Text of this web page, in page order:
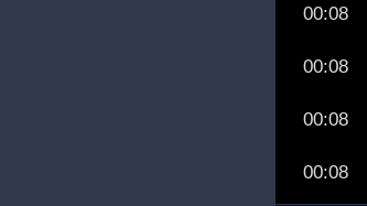
00:08
00:08
00:08
00:08